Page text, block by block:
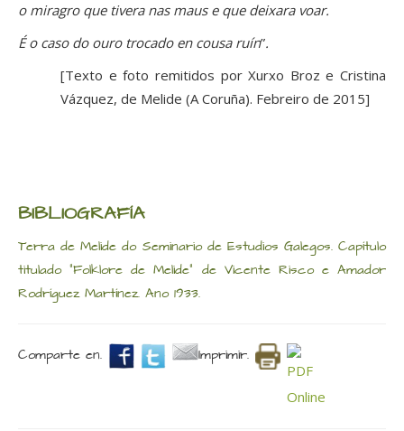
o miragro que tivera nas maus e que deixara voar.
É o caso do ouro trocado en cousa ruín”.
[Texto e foto remitidos por Xurxo Broz e Cristina
Vázquez, de Melide (A Coruña). Febreiro de 2015]
BIBLIOGRAFÍA
Terra de Melide do Seminario de Estudios Galegos. Capítulo
titulado “Folklore de Melide” de Vicente Risco e Amador
Rodríguez Martínez. Ano 1933.
Comparte en. Imprimir.